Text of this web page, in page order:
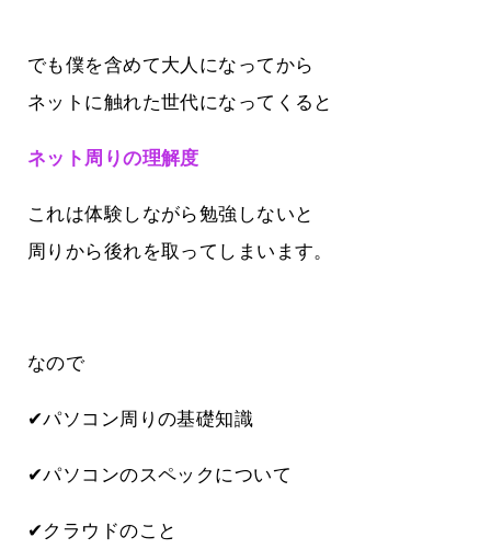
でも僕を含めて大人になってから
ネットに触れた世代になってくると
ネット周りの理解度
これは体験しながら勉強しないと
周りから後れを取ってしまいます。
なので
✔パソコン周りの基礎知識
✔パソコンのスペックについて
✔クラウドのこと